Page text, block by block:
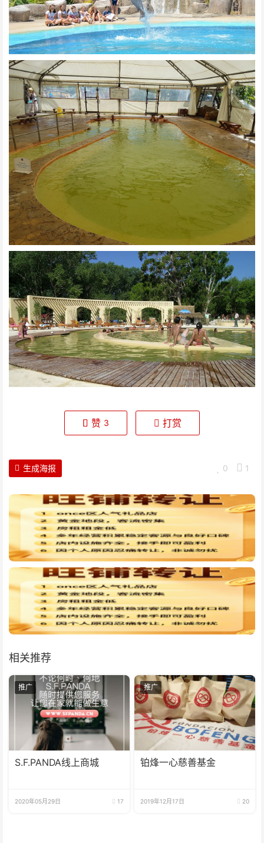
赞 3 打赏
0 1
生成海报
相关推荐
推广
S.F.PANDA线上商城
2020年05月29日 17
推广
铂烽一心慈善基金
2019年12月17日 20